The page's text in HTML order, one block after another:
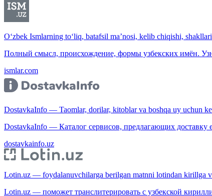
O‘zbek Ismlarning to‘liq, batafsil ma’nosi, kelib chiqishi,
Полный смысл, происхождение, формы узбекских имён.
ismlar.com
DostavkaInfo — Taomlar, dorilar, kitoblar va boshqa uy uchun
DostavkaInfo — Каталог сервисов, предлагающих доставку
dostavkainfo.uz
Lotin.uz — foydalanuvchilarga berilgan matnni lotindan kirillga
Lotin.uz — поможет транслитерировать с узбекской